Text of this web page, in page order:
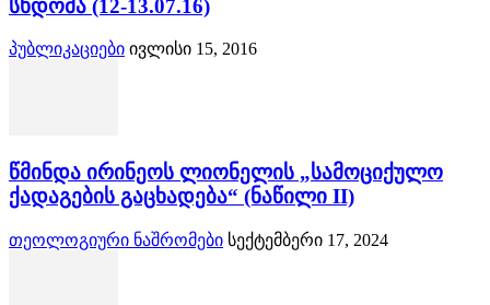
სხდომა (12-13.07.16)
პუბლიკაციები ივლისი 15, 2016
წმინდა ირინეოს ლიონელის „სამოციქულო
ქადაგების გაცხადება“ (ნაწილი II)
თეოლოგიური ნაშრომები სექტემბერი 17, 2024